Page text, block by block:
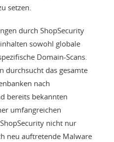
setzen.
durch ShopSecurity
sowohl globale
Domain-Scans.
durchsucht das gesamte
nach
bereits bekannten
umfangreichen
nicht nur
neu auftretende Malware